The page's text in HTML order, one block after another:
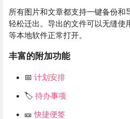
所有图片和文章都支持一键备份和
轻松迁出。导出的文件可以无缝使
等本地软件正常打开。
丰富的附加功能
📅 计划安排
🏷️ 待办事项
🎫快捷便签